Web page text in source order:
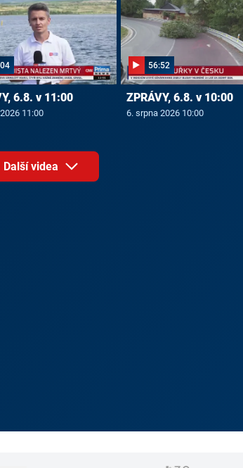
6.8. v 11:00
11:00
56:52
ZPRÁVY, 6.8. v 10:00
6. srpna 2026 10:00
Další videa